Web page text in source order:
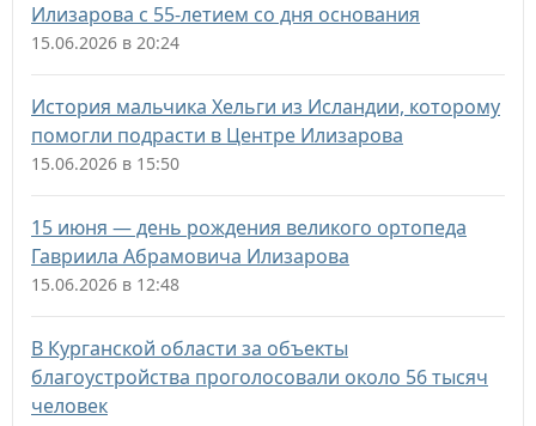
Илизарова с 55‑летием со дня основания
15.06.2026 в 20:24
История мальчика Хельги из Исландии, которому
помогли подрасти в Центре Илизарова
15.06.2026 в 15:50
15 июня — день рождения великого ортопеда
Гавриила Абрамовича Илизарова
15.06.2026 в 12:48
В Курганской области за объекты
благоустройства проголосовали около 56 тысяч
человек